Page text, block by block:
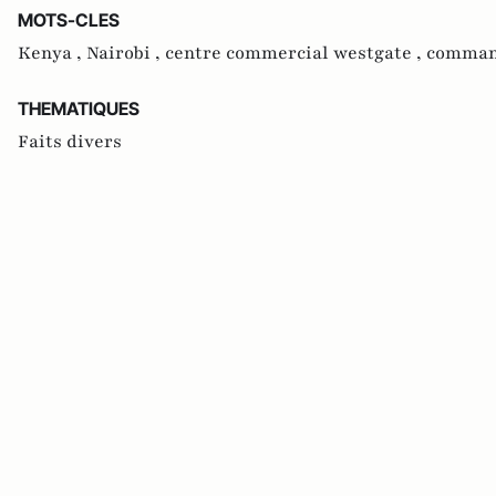
MOTS-CLES
Kenya , Nairobi , centre commercial westgate ,
THEMATIQUES
Faits divers